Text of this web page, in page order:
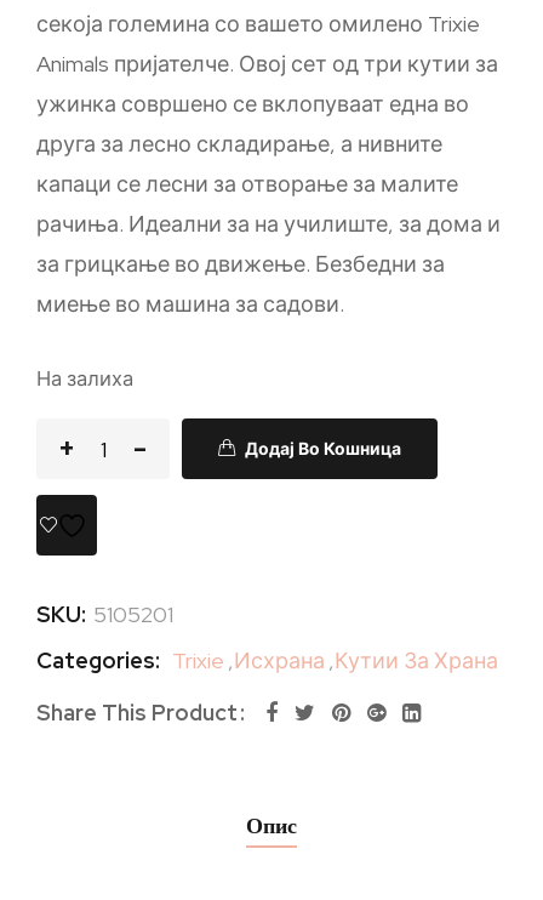
секоја големина со вашето омилено Trixie
Animals пријателче. Овој сет од три кутии за
ужинка совршено се вклопуваат една во
друга за лесно складирање, а нивните
капаци се лесни за отворање за малите
рачиња. Идеални за на училиште, за дома и
за грицкање во движење. Безбедни за
миење во машина за садови.
На залиха
Додај Во Кошница
SKU: 5105201
Categories: Trixie ,Исхрана ,Кутии За Храна
Share This Product
Опис